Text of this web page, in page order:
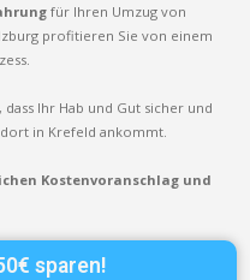
für Ihren Umzug von
profitieren Sie von einem
dass Ihr Hab und Gut sicher und
in Krefeld ankommt.
Kostenvoranschlag und
sparen!